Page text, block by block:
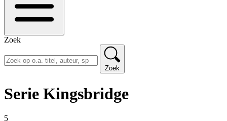
Zoek
Zoek
Serie Kingsbridge
5